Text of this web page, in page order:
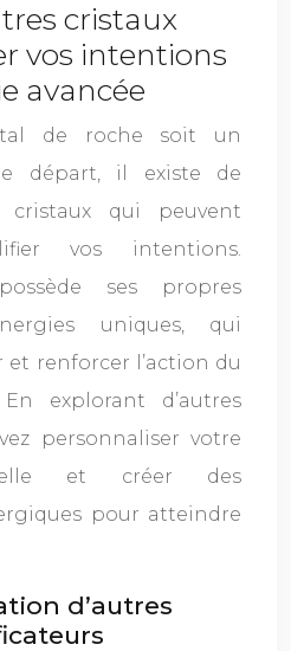
cristaux
vos intentions
avancée
de roche soit un
départ, il existe de
cristaux qui peuvent
vos intentions.
ses propres
uniques, qui
renforcer l’action du
explorant d’autres
personnaliser votre
et créer des
pour atteindre
d’autres